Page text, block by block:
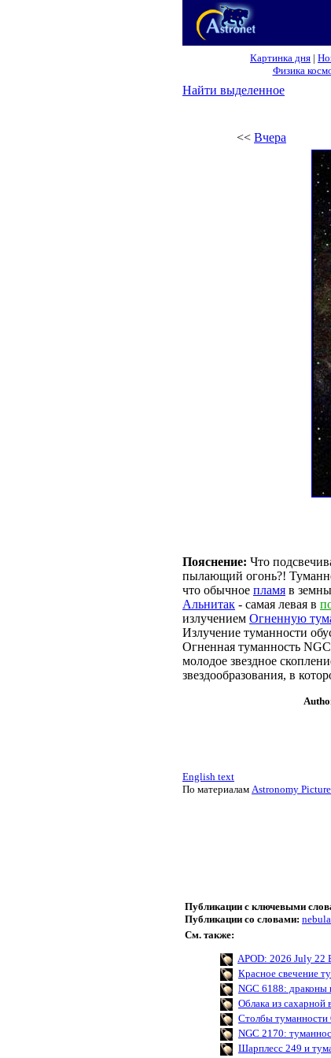
Картинка дня |
Физика
Найти выделенное
<< Вчера
Пояснение: Что
пылающий огонь?!
что обычное пламя в
Альнитак - самая левая в
излучением Огненную
Излучение туманности
Огненная туманность
молодое звездное
звездообразования, в
English text
По материалам Astronomy
Публикации с ключевыми
Публикации со словами: nebula
См. также:
APOD: 2026 July 22
Красное свечение
NGC 6188: драконы
Облака из сахарной
Столбы туманности
NGC 2170:
Шарплесс 249 и